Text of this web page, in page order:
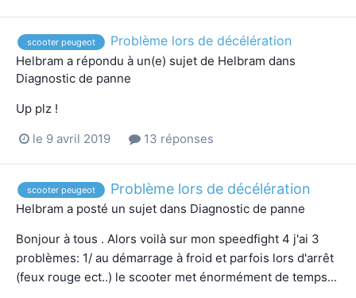
scooter peugeot Problème lors de décélération
Helbram a répondu à un(e) sujet de Helbram dans
Diagnostic de panne
Up plz !
le 9 avril 2019 13 réponses
scooter peugeot Problème lors de décélération
Helbram a posté un sujet dans Diagnostic de panne
Bonjour à tous . Alors voilà sur mon speedfight 4 j'ai 3
problèmes: 1/ au démarrage à froid et parfois lors d'arrêt
(feux rouge ect..) le scooter met énormément de temps...